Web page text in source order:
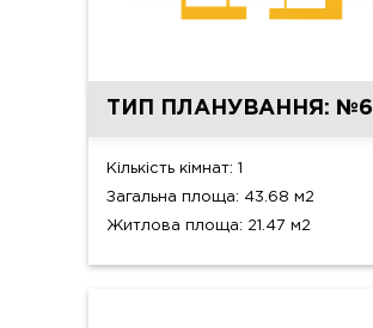
ТИП ПЛАНУВАННЯ: №6
Кількість кімнат: 1
Загальна площа: 43.68 м2
Житлова площа: 21.47 м2